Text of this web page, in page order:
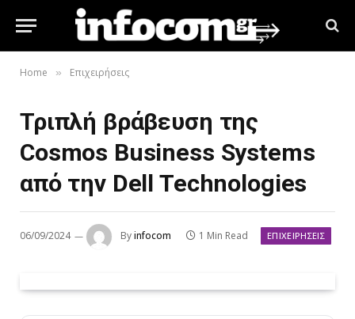
Home » Επιχειρήσεις
Τριπλή βράβευση της
Cosmos Business Systems
από την Dell Technologies
06/09/2024 Byinfocom 1 Min Read ΕΠΙΧΕΙΡΉΣΕΙΣ